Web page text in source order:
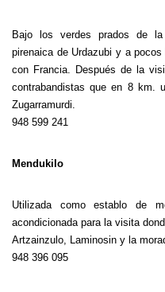
Bajo los verdes prados de
pirenaica de Urdazubi y a
con Francia. Después de la
contrabandistas que en 8 km.
Zugarramurdi.
948 599 241
Mendukilo
Utilizada como establo de
acondicionada para la visita
Artzainzulo, Laminosin y la
948 396 095